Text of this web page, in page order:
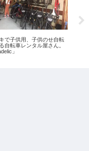
で子供用、子供のせ自転
自転車レンタル屋さん。
」